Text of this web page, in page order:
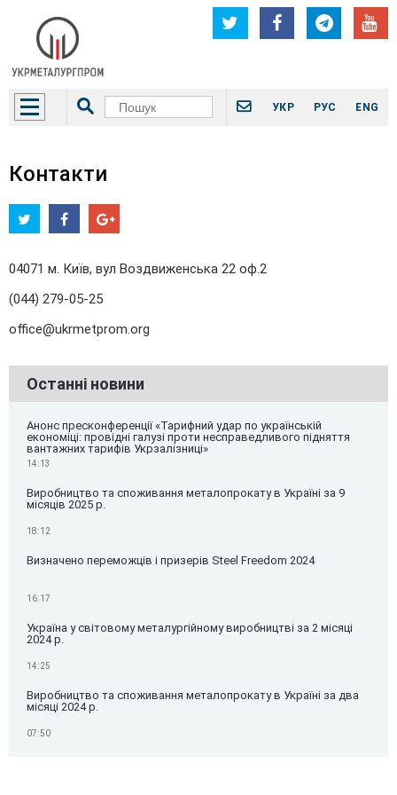
УКР РУС ENG
Контакти
04071 м. Київ, вул Воздвиженська 22 оф.2
(044) 279-05-25
office@ukrmetprom.org
Останні новини
Анонс пресконференції «Тарифний удар по українській
економіці: провідні галузі проти несправедливого підняття
вантажних тарифів Укрзалізниці»
14:13
Виробництво та споживання металопрокату в Україні за 9
місяців 2025 р.
18:12
Визначено переможців і призерів Steel Freedom 2024
16:17
Україна у світовому металургійному виробництві за 2 місяці
2024 р.
14:25
Виробництво та споживання металопрокату в Україні за два
місяці 2024 р.
07:50